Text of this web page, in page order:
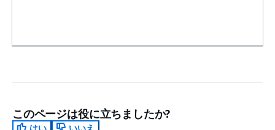
このページは役に立ちましたか?
はい
いいえ